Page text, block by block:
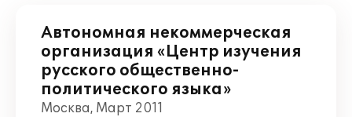
Автономная некоммерческая
организация «Центр изучения
русского общественно-
политического языка»
Москва, Март 2011